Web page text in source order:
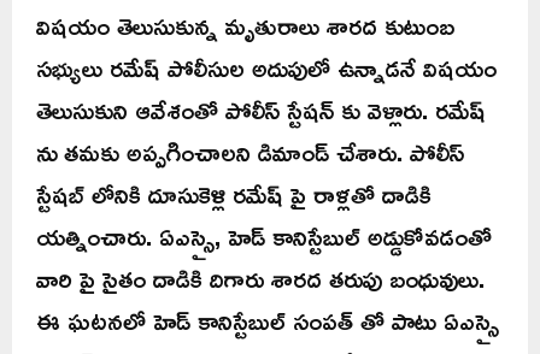
విషయం తెలుసుకున్న మృతురాలు శారద కుటుంబ
సభ్యులు రమేష్ పోలీసుల అదుపులో ఉన్నాడనే విషయం
తెలుసుకుని ఆవేశంతో పోలీస్ స్టేషన్ కు వెళ్లారు. రమేష్
ను తమకు అప్పగించాలని డిమాండ్ చేశారు. పోలీస్
స్టేషబ్ లోనికి దూసుకెళ్లి రమేష్ పై రాళ్లతో దాడికి
యత్నించారు. ఏఎస్సై, హెడ్ కానిస్టేబుల్ అడ్డుకోవడంతో
వారి పై సైతం దాడికి దిగారు శారద తరుపు బంధువులు.
ఈ ఘటనలో హెడ్ కానిస్టేబుల్ సంపత్ తో పాటు ఏఎస్సై